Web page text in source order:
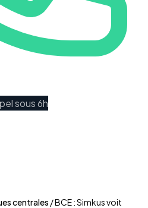
sous 6h
centrales /BCE : Simkus voit